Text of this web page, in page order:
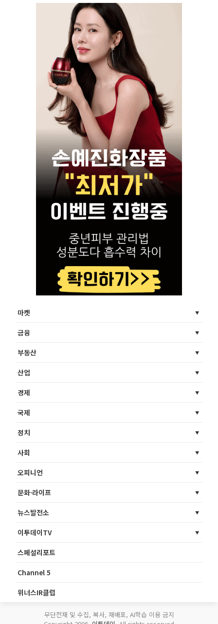
마켓
금융
부동산
산업
경제
국제
정치
사회
오피니언
문화·라이프
뉴스발전소
이투데이TV
스페셜리포트
Channel 5
위너스IR클럽
무단전재 및 수집, 복사, 재배포, AI학습 이용 금지